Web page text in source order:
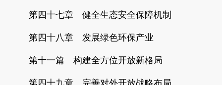
第四十七章 健全生态安全保障机制
第四十八章 发展绿色环保产业
第十一篇 构建全方位开放新格局
第四十九章 完善对外开放战略布局